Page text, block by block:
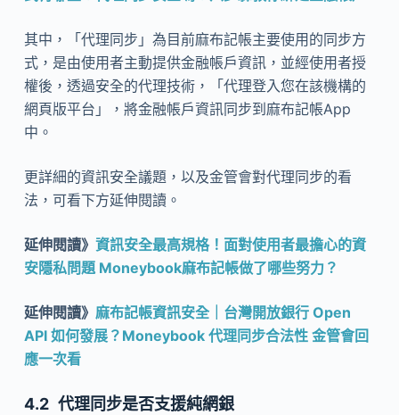
其中，「代理同步」為目前麻布記帳主要使用的同步方
式，是由使用者主動提供金融帳戶資訊，並經使用者授
權後，透過安全的代理技術，「代理登入您在該機構的
網頁版平台」，將金融帳戶資訊同步到麻布記帳App
中。
更詳細的資訊安全議題，以及金管會對代理同步的看
法，可看下方延伸閱讀。
延伸閱讀》 資訊安全最高規格！面對使用者最擔心的資
安隱私問題 Moneybook麻布記帳做了哪些努力？
延伸閱讀》 麻布記帳資訊安全｜台灣開放銀行 Open
API 如何發展？Moneybook 代理同步合法性 金管會回
應一次看
代理同步是否支援純網銀